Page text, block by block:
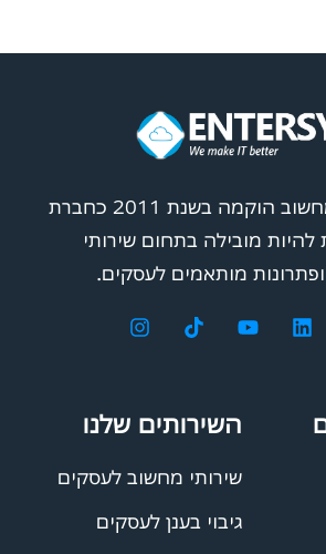
אנטרסיס שירותי מחשוב הוקמה בשנת 2011 כחברת
להיות מובילה בתחום שירותי
מותאמים לעסקים.
השירותים שלנו
שירותי מחשוב לעסקים
גיבוי בענן לעסקים